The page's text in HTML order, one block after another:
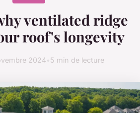
ventilated ridge
roof's longevity
2024 5 min de lecture